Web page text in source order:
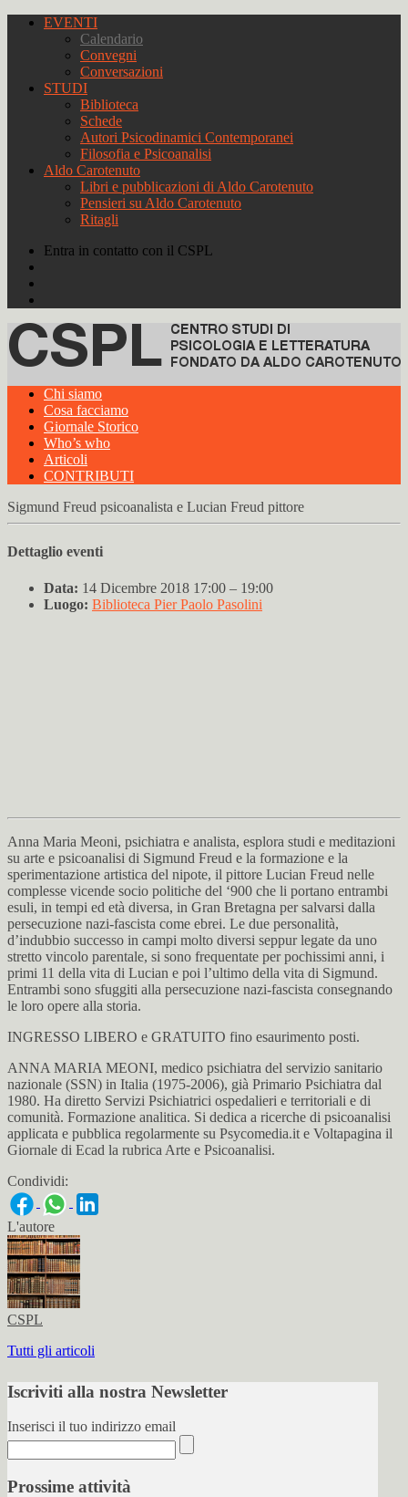
EVENTI
Calendario
Convegni
Conversazioni
STUDI
Biblioteca
Schede
Autori Psicodinamici Contemporanei
Filosofia e Psicoanalisi
Aldo Carotenuto
Libri e pubblicazioni di Aldo Carotenuto
Pensieri su Aldo Carotenuto
Ritagli
Entra in contatto con il CSPL
Chi siamo
Cosa facciamo
Giornale Storico
Who’s who
Articoli
CONTRIBUTI
Sigmund Freud psicoanalista e Lucian Freud pittore
Dettaglio eventi
Data: 14 Dicembre 2018 17:00 – 19:00
Luogo: Biblioteca Pier Paolo Pasolini
Anna Maria Meoni, psichiatra e analista, esplora studi e meditazioni
su arte e psicoanalisi di Sigmund Freud e la formazione e la
sperimentazione artistica del nipote, il pittore Lucian Freud nelle
complesse vicende socio politiche del ‘900 che li portano entrambi
esuli, in tempi ed età diversa, in Gran Bretagna per salvarsi dalla
persecuzione nazi-fascista come ebrei. Le due personalità,
d’indubbio successo in campi molto diversi seppur legate da uno
stretto vincolo parentale, si sono frequentate per pochissimi anni, i
primi 11 della vita di Lucian e poi l’ultimo della vita di Sigmund.
Entrambi sono sfuggiti alla persecuzione nazi-fascista consegnando
le loro opere alla storia.
INGRESSO LIBERO e GRATUITO fino esaurimento posti.
ANNA MARIA MEONI, medico psichiatra del servizio sanitario
nazionale (SSN) in Italia (1975-2006), già Primario Psichiatra dal
1980. Ha diretto Servizi Psichiatrici ospedalieri e territoriali e di
comunità. Formazione analitica. Si dedica a ricerche di psicoanalisi
applicata e pubblica regolarmente su Psycomedia.it e Voltapagina il
Giornale di Ecad la rubrica Arte e Psicoanalisi.
Condividi:
L'autore
CSPL
Tutti gli articoli
Iscriviti alla nostra Newsletter
Inserisci il tuo indirizzo email
Prossime attività